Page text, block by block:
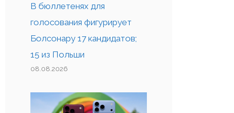
В бюллетенях для
голосования фигурирует
Болсонару 17 кандидатов;
15 из Польши
08.08.2026